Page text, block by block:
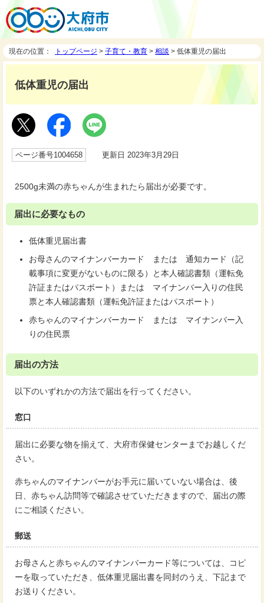
現在の位置： トップページ > 子育て・教育 > 相談 > 低体重児の届出
低体重児の届出
ページ番号1004658 更新日 2023年3月29日
2500g未満の赤ちゃんが生まれたら届出が必要です。
届出に必要なもの
低体重児届出書
お母さんのマイナンバーカード または 通知カード（記
載事項に変更がないものに限る）と本人確認書類（運転免
許証またはパスポート）または マイナンバー入りの住民
票と本人確認書類（運転免許証またはパスポート）
赤ちゃんのマイナンバーカード または マイナンバー入
りの住民票
届出の方法
以下のいずれかの方法で届出を行ってください。
窓口
届出に必要な物を揃えて、大府市保健センターまでお越しくだ
さい。
赤ちゃんのマイナンバーがお手元に届いていない場合は、後
日、赤ちゃん訪問等で確認させていただきますので、届出の際
にご相談ください。
郵送
お母さんと赤ちゃんのマイナンバーカード等については、コピ
ーを取っていただき、低体重児届出書を同封のうえ、下記まで
お送りください。